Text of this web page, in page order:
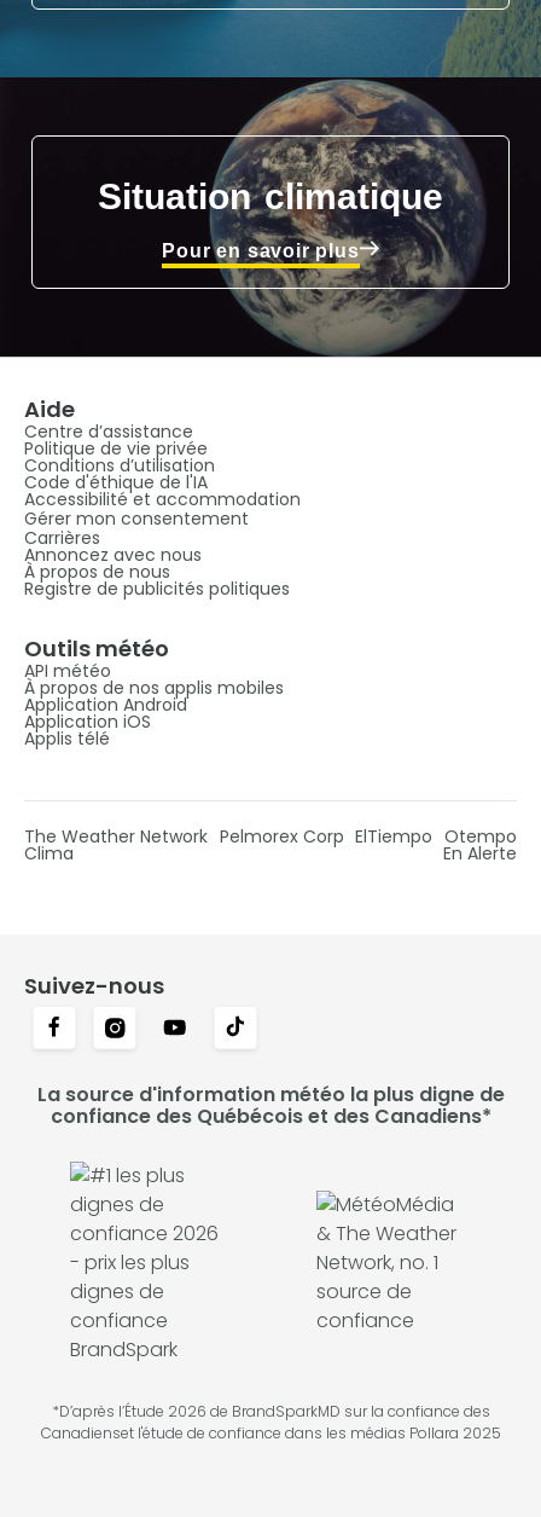
Situation climatique
Pour en savoir plus
Aide
Centre d’assistance
Politique de vie privée
Conditions d’utilisation
Code d'éthique de l'IA
Accessibilité et accommodation
Gérer mon consentement
Carrières
Annoncez avec nous
À propos de nous
Registre de publicités politiques
Outils météo
API météo
À propos de nos applis mobiles
Application Android
Application iOS
Applis télé
The Weather Network Pelmorex Corp ElTiempo Otempo
Clima En Alerte
Suivez-nous
La source d'information météo la plus digne de
confiance des Québécois et des Canadiens*
*D’après l’Étude 2026 de BrandSparkMD sur la confiance des
Canadienset l'étude de confiance dans les médias Pollara 2025